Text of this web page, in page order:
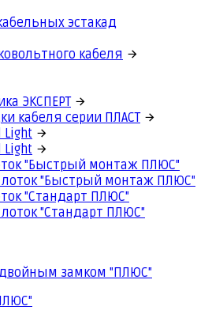
эстакад
кабеля
ЭКСПЕРТ
кабеля серии ПЛАСТ
Light
Light
"Быстрый монтаж ПЛЮС"
"Быстрый монтаж ПЛЮС"
"Стандарт ПЛЮС"
"Стандарт ПЛЮС"
замком "ПЛЮС"